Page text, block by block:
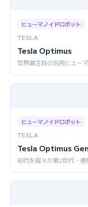
ヒューマノイドロボット
TESLA
Tesla Optimus
世界最注目の汎用ヒュー
ヒューマノイドロボット
TESLA
Tesla Optimus
初代を超えた第2世代・